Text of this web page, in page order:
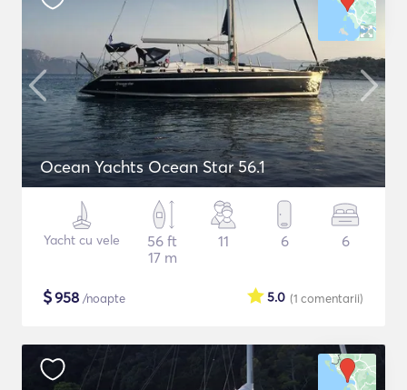
Ocean Yachts Ocean Star 56.1
Yacht cu vele
56 ft
17 m
11 6 6
$958 /noapte (1 comentarii)
5.0